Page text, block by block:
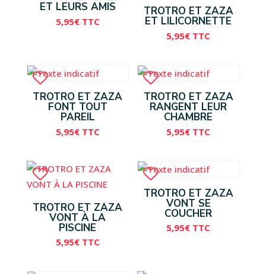
ET LEURS AMIS
5,95€ TTC
TROTRO ET ZAZA
ET LILICORNETTE
5,95€ TTC
TROTRO ET ZAZA
FONT TOUT
PAREIL
5,95€ TTC
TROTRO ET ZAZA
RANGENT LEUR
CHAMBRE
5,95€ TTC
TROTRO ET ZAZA
VONT À LA
PISCINE
5,95€ TTC
TROTRO ET ZAZA
VONT SE
COUCHER
5,95€ TTC